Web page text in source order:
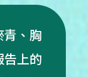
、胸
上的